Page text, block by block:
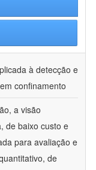
à detecção e
confinamento
a visão
de baixo custo e
para avaliação e
de